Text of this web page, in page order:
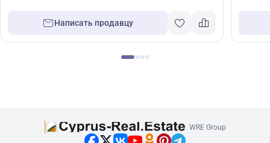
Написать продавцу
WRE Group